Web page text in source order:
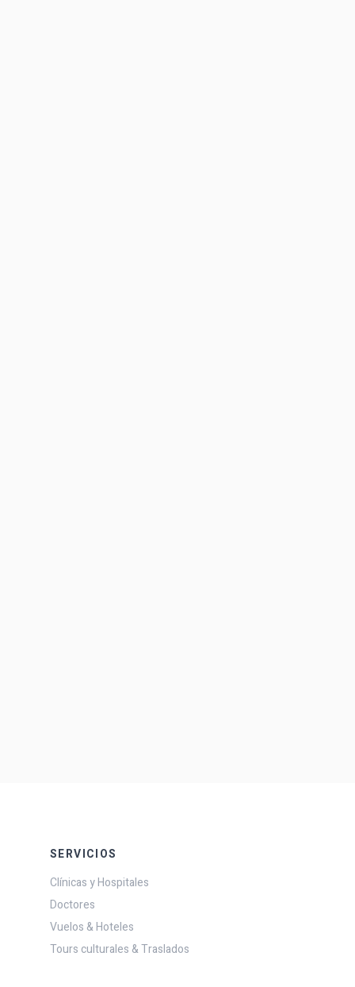
SERVICIOS
Clínicas y Hospitales
Doctores
Vuelos & Hoteles
Tours culturales & Traslados